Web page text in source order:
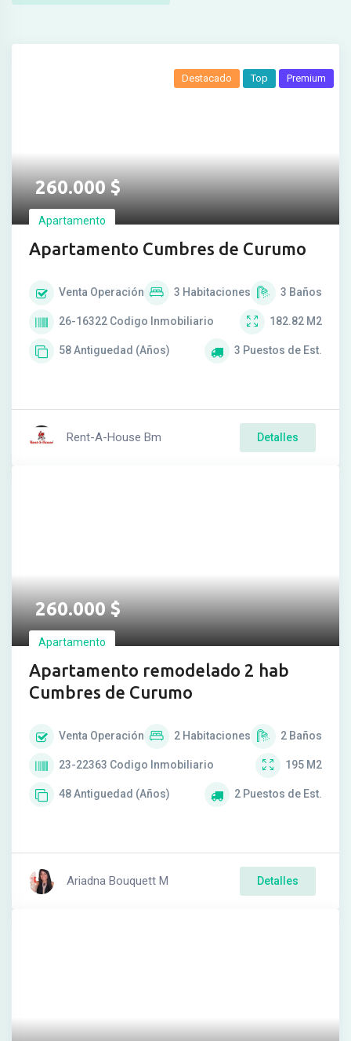
260.000$
Apartamento
Apartamento Cumbres de Curumo
Destacado Top Premium
Venta Operación 3 Habitaciones 3 Baños
26-16322 Codigo Inmobiliario 182.82 M2
58Antiguedad (Años) 3 Puestos de Est.
Rent-A-House Bm Detalles
260.000$
Apartamento
Apartamento remodelado 2 hab
Cumbres de Curumo
Venta Operación 2 Habitaciones 2 Baños
23-22363 Codigo Inmobiliario 195 M2
48Antiguedad (Años) 2 Puestos de Est.
Ariadna Bouquett M Detalles